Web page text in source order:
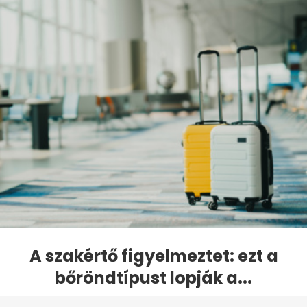
A szakértő figyelmeztet: ezt a
bőröndtípust lopják a...